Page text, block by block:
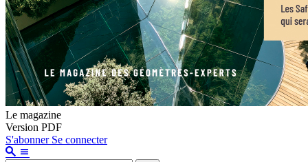
Le magazine
Version PDF
S'abonner Se connecter